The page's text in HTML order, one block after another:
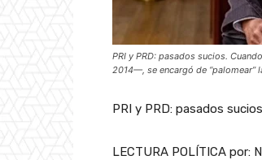
PRI y PRD: pasados sucios.
2014—, se encargó de “palomear”
PRI y PRD: pasados sucios
LECTURA POLÍTICA por: